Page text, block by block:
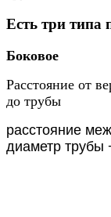
Есть три типа
Боковое
Расстояние от
до трубы
расстояние
диаметр трубы